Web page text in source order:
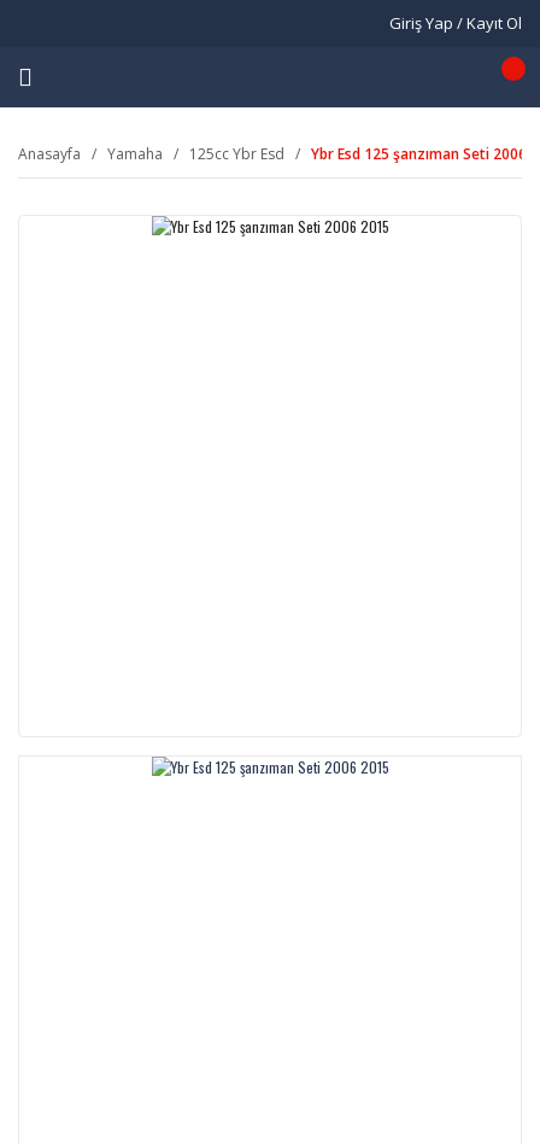
Giriş Yap / Kayıt Ol
Anasayfa Yamaha 125cc Ybr Esd Ybr Esd 125 şanzıman Seti 2006